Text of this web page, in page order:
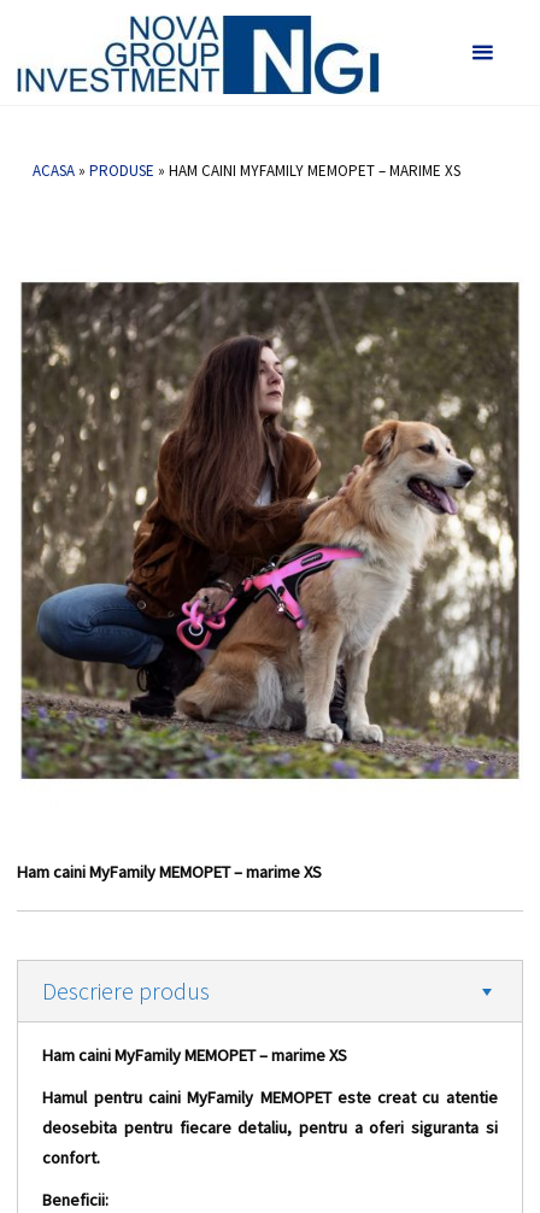
Ham caini MyFamily MEMOPET – marime XS
ACASA »PRODUSE »HAM CAINI MYFAMILY MEMOPET – MARIME XS
Ham caini MyFamily MEMOPET – marime XS
Descriere produs
Ham caini MyFamily MEMOPET – marime XS
Hamul pentru caini MyFamily MEMOPET este creat cu atentie
deosebita pentru fiecare detaliu, pentru a oferi siguranta si
confort.
Beneficii: